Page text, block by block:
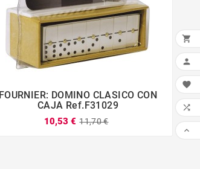
   
FOURNIER: DOMINO CLASICO CON
CAJA Ref.F31029
10,53 € 11,70 €




